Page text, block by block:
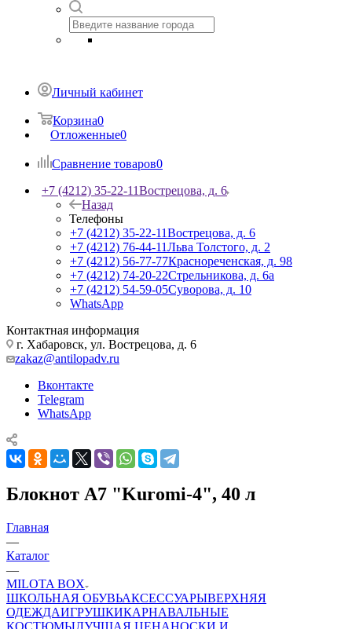
Личный кабинет
Корзина0
Отложенные0
Сравнение товаров0
+7 (4212) 35-22-11Вострецова, д. 6
Назад
Телефоны
+7 (4212) 35-22-11Вострецова, д. 6
+7 (4212) 76-44-11Льва Толстого, д. 2
+7 (4212) 56-77-77Краснореченская, д. 98
+7 (4212) 74-20-22Стрельникова, д. 6а
+7 (4212) 54-59-05Суворова, д. 10
WhatsApp
Контактная информация
г. Хабаровск, ул. Вострецова, д. 6
zakaz@antilopadv.ru
Вконтакте
Telegram
WhatsApp
Блокнот А7 "Kuromi-4", 40 л
Главная
—
Каталог
—
MILOTA BOX
ШКОЛЬНАЯ ОБУВЬАКСЕССУАРЫВЕРХНЯЯ
ОДЕЖДАИГРУШКИКАРНАВАЛЬНЫЕ
КОСТЮМЫЛУЧШАЯ ЦЕНАНОСКИ И